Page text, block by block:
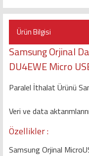
Ürün Bilgisi
Samsung Orjinal
DU4EWE Micro
Paralel İthalat Ürünü
Veri ve data
Özellikler :
Samsung Orjinal